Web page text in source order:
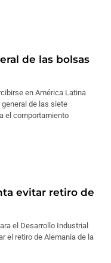
de las bolsas
en América Latina
de las siete
el comportamiento
evitar retiro de
el Desarrollo Industrial
el retiro de Alemania de la